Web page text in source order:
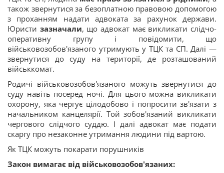
також звернутися за безоплатною правовою допомогою
з проханням надати адвоката за рахунок держави.
Юристи зазначали, що адвокат має викликати слідчо-
оперативну групу і повідомити, що
військовозобов'язаного утримують у ТЦК та СП. Далі —
звернутися до суду на території, де розташований
військкомат.
Родичі військовозобов'язаного можуть звернутися до
суду навіть посеред ночі. Для цього можна викликати
охорону, яка чергує цілодобово і попросити зв'язати з
начальником канцелярії. Той зобов'язаний викликати
чергового слідчого суддю. І далі адвокат має подати
скаргу про незаконне утримання людини під вартою.
Як ТЦК можуть покарати порушників
Закон вимагає від військовозобов'язаних: